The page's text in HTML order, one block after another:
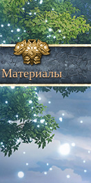
Материалы